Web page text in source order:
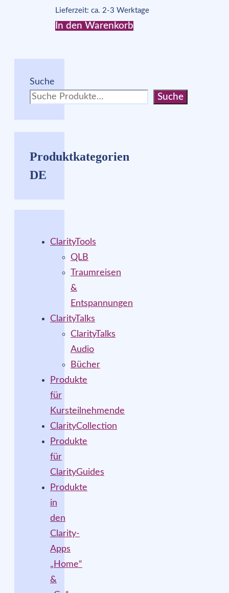
Lieferzeit: ca. 2-3 Werktage
In den Warenkorb
Suche
Suche
Produktkategorien
DE
ClarityTools
QLB
Traumreisen
&
Entspannungen
ClarityTalks
ClarityTalks
Audio
Bücher
Produkte
für
Kursteilnehmende
ClarityCollection
Produkte
für
ClarityGuides
Produkte
in
den
Clarity-
Apps
„Home“
&